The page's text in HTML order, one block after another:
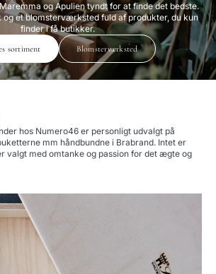
og Apulien tyndt for at finde det bedste.
og et blomsterværksted fuld af produkter, du kun
finder i få butikker.
sortiment Blomsterværksted
hos Numero46 er personligt udvalgt på
mm håndbundne i Brabrand. Intet er
valgt med omtanke og passion for det ægte og